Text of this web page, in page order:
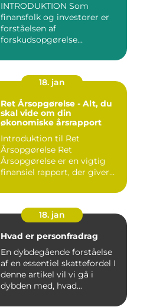
INTRODUKTION Som
finansfolk og investorer er
forståelsen af
forskudsopgørelse
18. jan
Ret Årsopgørelse - Alt, du
skal vide om din
økonomiske årsrapport
Introduktion til Ret
Årsopgørelse Ret
Årsopgørelse er en vigtig
finansiel rapport, der giver
18. jan
Hvad er personfradrag
En dybdegående forståelse
af en essentiel skattefordel I
denne artikel vil vi gå i
dybden med, hvad...